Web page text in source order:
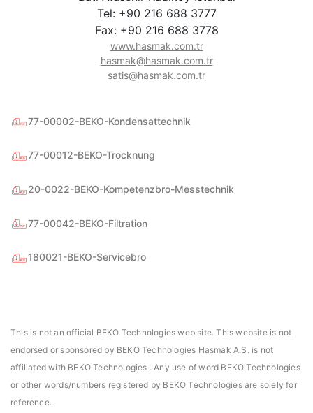
Tel: +90 216 688 3777
Fax: +90 216 688 3778
www.hasmak.com.tr
hasmak@hasmak.com.tr
satis@hasmak.com.tr
77-00002-BEKO-Kondensattechnik
77-00012-BEKO-Trocknung
20-0022-BEKO-Kompetenzbro-Messtechnik
77-00042-BEKO-Filtration
180021-BEKO-Servicebro
This is not an official BEKO Technologies web site. This website is not
endorsed or sponsored by BEKO Technologies Hasmak A.S. is not
affiliated with BEKO Technologies . Any use of word BEKO Technologies
or other words/numbers registered by BEKO Technologies are solely for
reference.
distribütörü seçildi. 02.04.2021